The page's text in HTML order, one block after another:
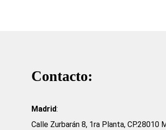
Contacto:
Madrid:
Calle Zurbarán 8, 1ra Planta, CP.28010